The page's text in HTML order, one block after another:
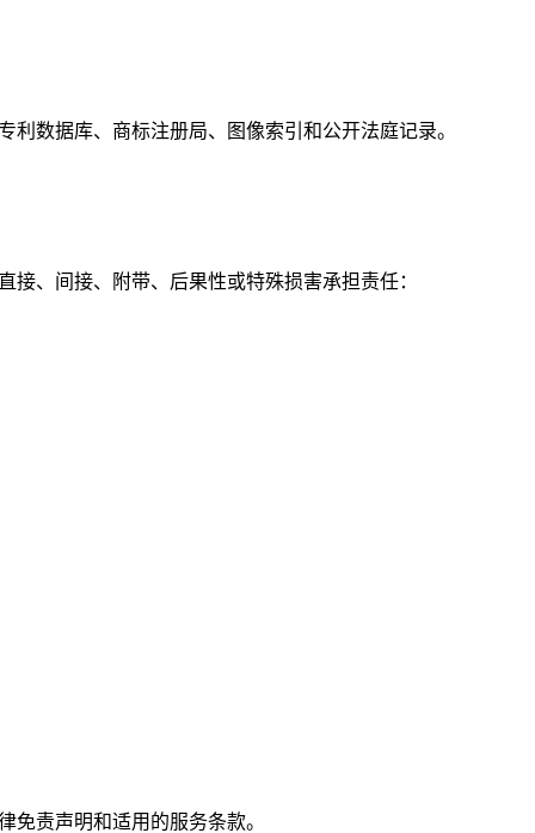
数据库、商标注册局、图像索引和公开法庭记录。
接、间接、附带、后果性或特殊损害承担责任：
免责声明和适用的服务条款。